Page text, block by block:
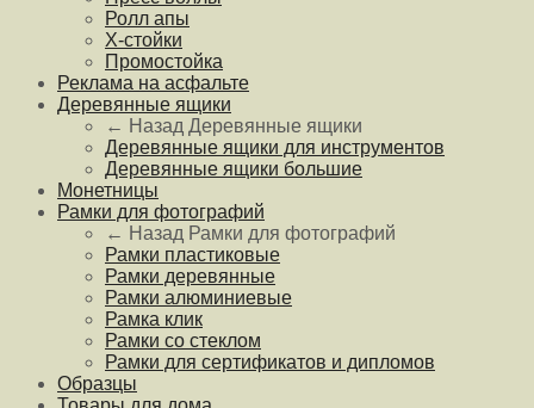
Ролл апы
Х-стойки
Промостойка
Реклама на асфальте
Деревянные ящики
← Назад Деревянные ящики
Деревянные ящики для инструментов
Деревянные ящики большие
Монетницы
Рамки для фотографий
← Назад Рамки для фотографий
Рамки пластиковые
Рамки деревянные
Рамки алюминиевые
Рамка клик
Рамки со стеклом
Рамки для сертификатов и дипломов
Образцы